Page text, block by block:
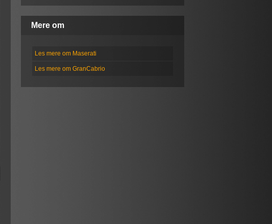
Mere om
Les mere om Maserati
Les mere om GranCabrio